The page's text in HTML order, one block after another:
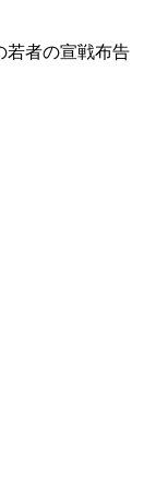
若者の宣戦布告